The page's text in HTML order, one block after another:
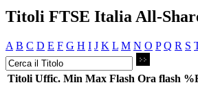
Titoli FTSE Italia All-
A B C D E F G H I J K L M N O P Q R S
Titoli Uffic. Min Max Flash Ora flash